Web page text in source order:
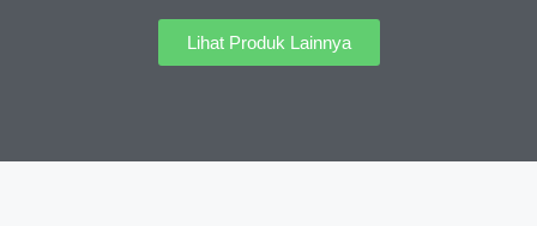
Lihat Produk Lainnya